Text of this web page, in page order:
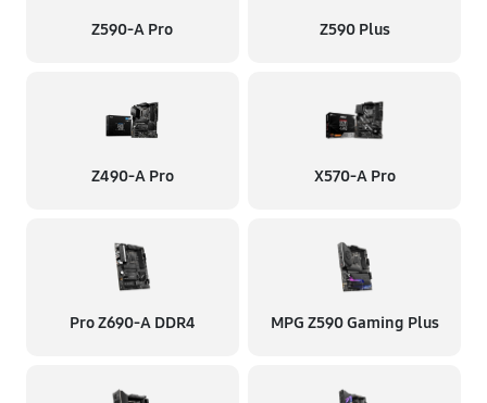
Z590-A Pro Z590 Plus
Z490-A Pro X570-A Pro
Pro Z690-A DDR4 MPG Z590 Gaming Plus